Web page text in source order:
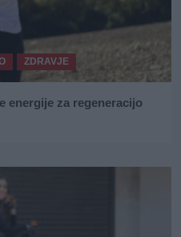
ZDRAVJE
energije za regeneracijo